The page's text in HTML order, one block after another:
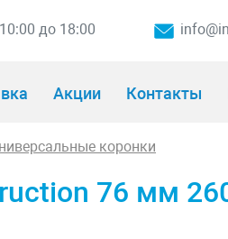
до 18:00
Акции Контакты
коронки
76 мм